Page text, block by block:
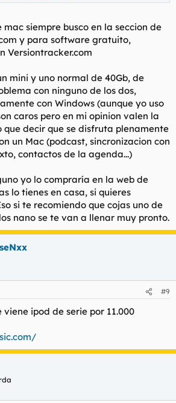
puñetera idea de lo que vas a oir... y lo
sorpresa" jajajaja
sabe donde bajar gratis el
siempre busco en la seccion de
y para software gratuito,
Versiontracker.com
mini y uno normal de 40Gb, de
con ninguno de los dos,
con Windows (aunque yo uso
caros pero en mi opinion valen la
que decir que se disfruta plenamente
un Mac (podcast, sincronizacion con
contactos de la agenda...)
yo lo compraría en la web de
lo tienes en casa, si quieres
si te recomiendo que cojas uno de
nano se te van a llenar muy pronto.
#9
viene ipod de serie por 11.000